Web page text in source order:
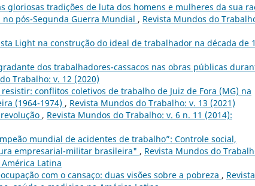
gloriosas tradições de luta dos homens e mulheres da sua
pós-Segunda Guerra Mundial , Revista Mundos do
Light na construção do ideal de trabalhador na década de
dos trabalhadores-cassacos nas obras públicas
Trabalho: v. 12 (2020)
conflitos coletivos de trabalho de Juiz de Fora (MG) na
(1964-1974) , Revista Mundos do Trabalho: v. 13 (2021)
, Revista Mundos do Trabalho: v. 6 n. 11 (2014):
mundial de acidentes de trabalho”: Controle social,
empresarial-militar brasileira" , Revista Mundos do
Latina
com o cansaço: duas visões sobre a pobreza , Revista